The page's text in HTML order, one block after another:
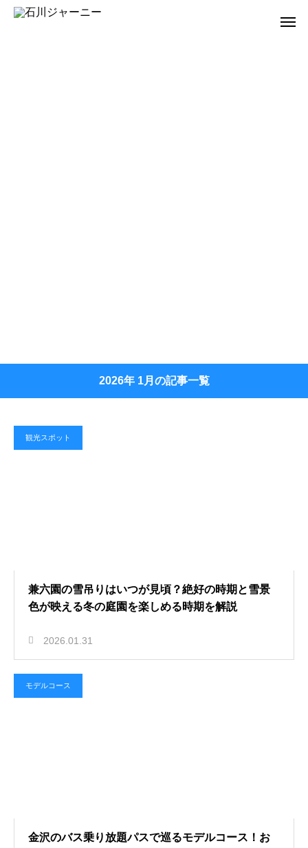
2026年 1月の記事一覧
観光スポット
兼六園の雪吊りはいつが見頃？絶好の時期と雪景
色が映える冬の庭園を楽しめる時期を解説
2026.01.31
モデルコース
金沢のバス乗り放題パスで巡るモデルコース！お